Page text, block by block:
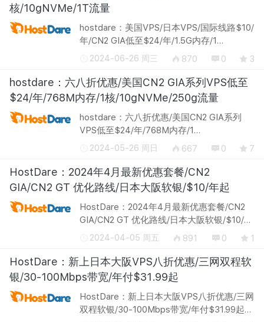
核/10gNVMe/1T流量
hostdare：美国VPS/日本VPS/国际线路$10/
年/CN2 GIA低至$24/年/1.5G内存/1
核/10gNVMe/1T流量 官网地址：
始一直运作着美国vps为主的业务，2023年
加入了日本vps...
2024-06-26 周三 870 0 3
hostdare：六八折优惠/美国CN2 GIA系列VPS低至
$24/年/768M内存/1核/10gNVMe/250g流量
hostdare：六八折优惠/美国CN2 GIA系列
VPS低至$24/年/768M内存/1
核/10gNVMe/250g流量 官网地址：
前针对美国洛杉矶数据中心的美国cn2 gia
vps进行6.8折循环优...
2024-05-26 周日 667 0 7
HostDare：2024年4月最新优惠套餐/CN2
GIA/CN2 GT 优化路线/日本大阪软银/$10/年起
HostDare：2024年4月最新优惠套餐/CN2
GIA/CN2 GT 优化路线/日本大阪软银/$10/年
起 官网地址：http://hostdare.com/
比较推荐其中的 CN2 GIA、CN2 GT 以及日
本...
2024-04-05 周五 891 0 1
HostDare：新上日本大阪VPS八折优惠/三网双程软
银/30-100Mbps带宽/年付$31.99起
HostDare：新上日本大阪VPS八折优惠/三网
双程软银/30-100Mbps带宽/年付$31.99起